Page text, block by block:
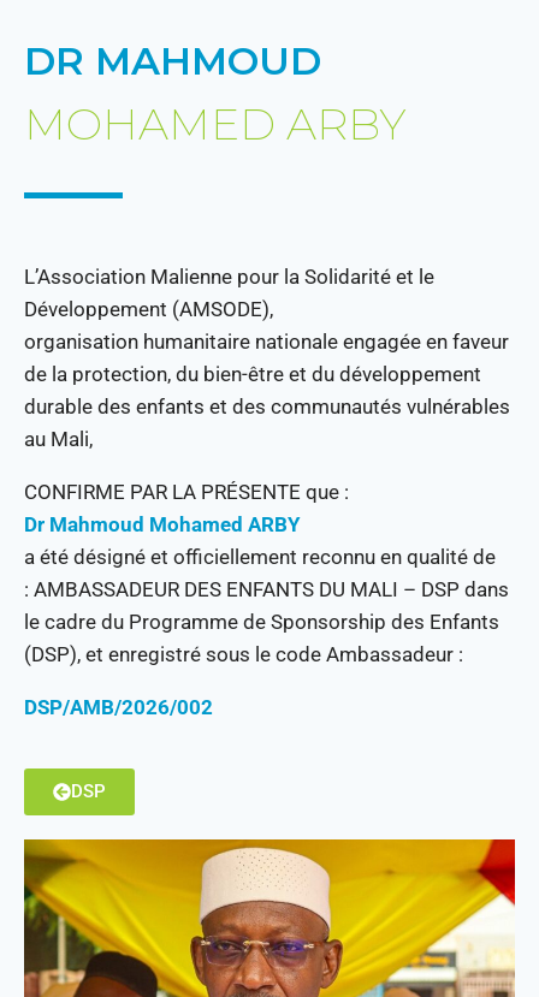
DR MAHMOUD
MOHAMED ARBY
L’Association Malienne pour la Solidarité et le
Développement (AMSODE),
organisation humanitaire nationale engagée en faveur
de la protection, du bien-être et du développement
durable des enfants et des communautés vulnérables
au Mali,
CONFIRME PAR LA PRÉSENTE que :
Dr Mahmoud Mohamed ARBY
a été désigné et officiellement reconnu en qualité de
: AMBASSADEUR DES ENFANTS DU MALI – DSP dans
le cadre du Programme de Sponsorship des Enfants
(DSP), et enregistré sous le code Ambassadeur :
DSP/AMB/2026/002
DSP